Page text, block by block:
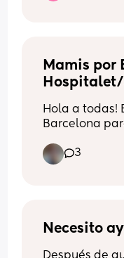
Mamis por
Hola a todas!
Barcelona
penas y
casi 20
pareja me
3
Necesito
Después de